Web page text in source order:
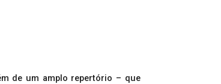
de um amplo repertório – que